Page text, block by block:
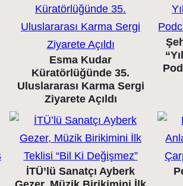
Esma Kudar
Küratörlüğünde 35.
Uluslararası Karma Sergi
Ziyarete Açıldı
İTÜ’lü Sanatçı Ayberk